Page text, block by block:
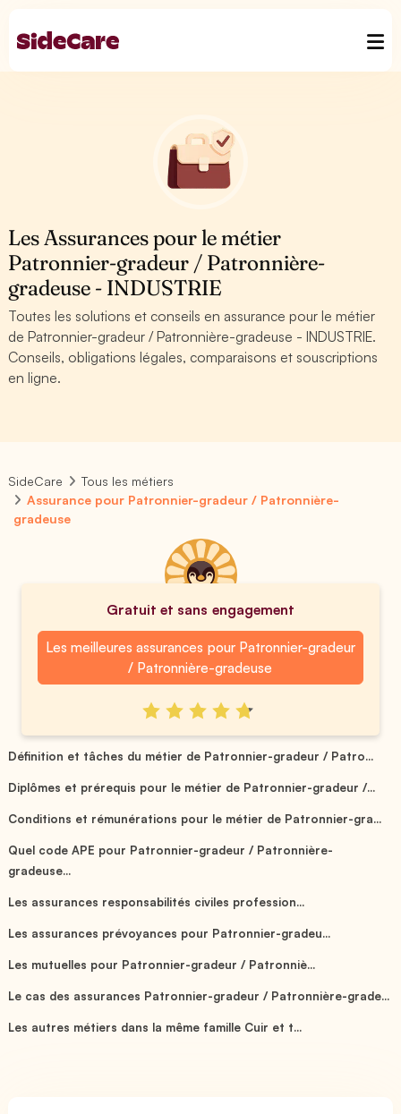
Les Assurances pour le métier
Patronnier-gradeur / Patronnière-
gradeuse - INDUSTRIE
Toutes les solutions et conseils en assurance pour le métier
de Patronnier-gradeur / Patronnière-gradeuse - INDUSTRIE.
Conseils, obligations légales, comparaisons et souscriptions
en ligne.
SideCare
Tous les métiers
Assurance pour Patronnier-gradeur / Patronnière-
gradeuse
Gratuit et sans engagement
Les meilleures assurances pour Patronnier-gradeur
/ Patronnière-gradeuse
Définition et tâches du métier de Patronnier-gradeur / Patro...
Diplômes et prérequis pour le métier de Patronnier-gradeur /...
Conditions et rémunérations pour le métier de Patronnier-gra...
Quel code APE pour Patronnier-gradeur / Patronnière-
gradeuse...
Les assurances responsabilités civiles profession...
Les assurances prévoyances pour Patronnier-gradeu...
Les mutuelles pour Patronnier-gradeur / Patronniè...
Le cas des assurances Patronnier-gradeur / Patronnière-grade...
Les autres métiers dans la même famille Cuir et t...